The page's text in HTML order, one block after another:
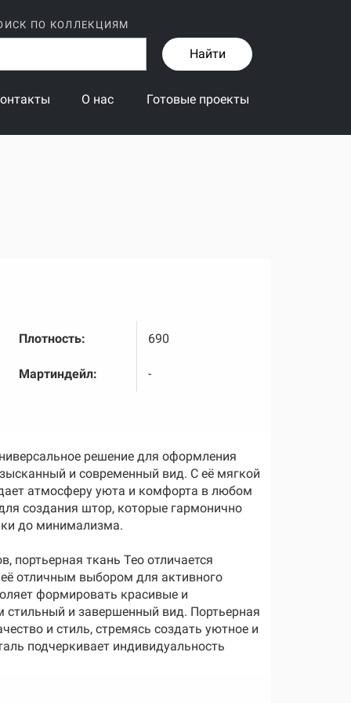
ПО КОЛЛЕКЦИЯМ
Найти
О нас Готовые проекты
Плотность: 690
Мартиндейл: -
решение для оформления
и современный вид. С её мягкой
атмосферу уюта и комфорта в любом
создания штор, которые гармонично
до минимализма.
портьерная ткань Teo отличается
отличным выбором для активного
формировать красивые и
и завершенный вид. Портьерная
и стиль, стремясь создать уютное и
подчеркивает индивидуальность